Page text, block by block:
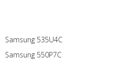
Samsung 535U4C
Samsung 550P7C